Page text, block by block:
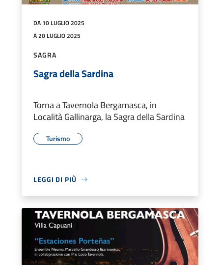
DA 10 LUGLIO 2025
A 20 LUGLIO 2025
SAGRA
Sagra della Sardina
Torna a Tavernola Bergamasca, in
Località Gallinarga, la Sagra della Sardina
Turismo
LEGGI DI PIÙ